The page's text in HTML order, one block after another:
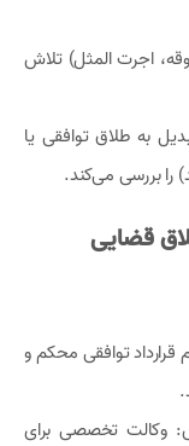
اجرت المثل) تلاش
به طلاق توافقی یا
را بررسی می‌کند.
قضایی
توافقی محکم و
وکالت تخصصی برای